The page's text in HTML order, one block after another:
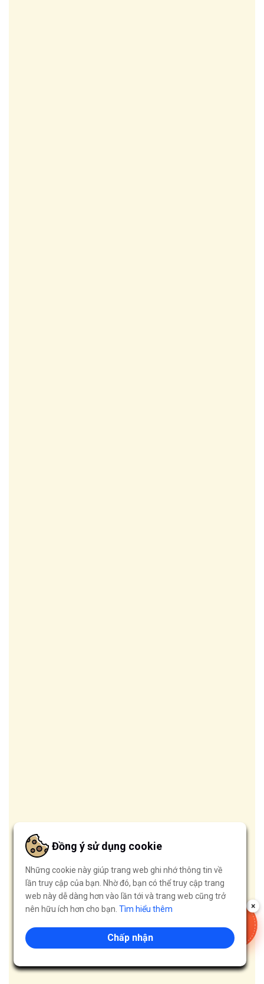
-50%
LẤY NGAY
×
Đồng ý sử dụng cookie
Những cookie này giúp trang web ghi nhớ thông tin về
lần truy cập của bạn. Nhờ đó, bạn có thể truy cập trang
web này dễ dàng hơn vào lần tới và trang web cũng trở
nên hữu ích hơn cho bạn. Tìm hiểu thêm
Chấp nhận